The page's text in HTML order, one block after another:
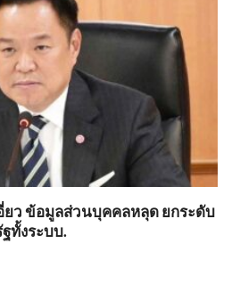
ยว ข้อมูลส่วนบุคคลหลุด ยกระดับ
ทั้งระบบ.